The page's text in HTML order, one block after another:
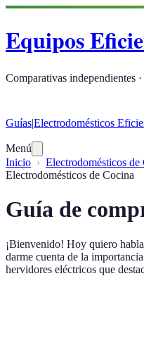
Equipos
Comparativas independientes
Guías|Electrodomésticos
Menú
Inicio
Electrodomésticos de
Electrodomésticos de Cocina
Guía de
¡Bienvenido! Hoy quiero
darme cuenta de la
hervidores eléctricos que